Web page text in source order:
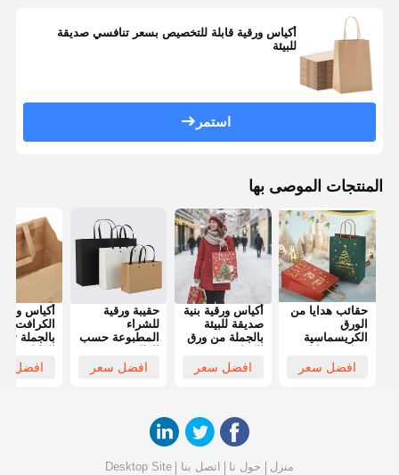
أكياس ورقية قابلة للتخصيص بسعر تنافسي صديقة
للبيئة
استمر
المنتجات الموصى بها
حقائب هدايا من
الورق
الكريسماسية
الورق الكرافت
الاحتفالية حقائب
افضل سعر
أكياس ورقية بنية
صديقة للبيئة
بالجملة من ورق
مقابض ملتفة،
مناسبة لحفلات
اليدوية، ويمكن
تخصيصها
بالشعارات
افضل سعر
حقيبة ورقية
للشراء
المطبوعة حسب
افضل سعر
أكياس ورق
الكرافت
بالجملة
المخصصة،
في ذلك
افضل
منزل حول نا اتصل بنا Desktop Site